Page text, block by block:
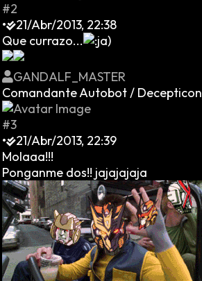
#2
•
21/Abr/2013, 22:38
Que currazo...
GANDALF_MASTER
Comandante Autobot / Decepticon
#3
•
21/Abr/2013, 22:39
Molaaa!!!
Ponganme dos!! jajajajaja